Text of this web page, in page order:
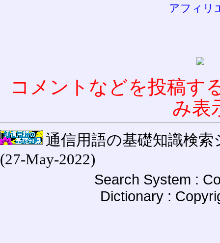
アフィリ
コメントなどを投稿す
み表
通信用語の基礎知識検索
(27-May-2022)
Search System :
Dictionary :